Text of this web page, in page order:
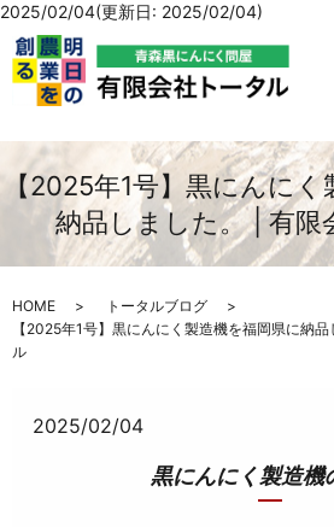
2025/02/04(更新日: 2025/02/04)
【2025年1号】黒にんに
納品しました。 | 有限
HOME
トータルブログ
【2025年1号】黒にんにく製造機を福岡県に納
ル
2025/02/04
黒にんにく製造機